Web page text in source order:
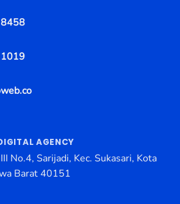
AGENCY
No.4, Sarijadi, Kec. Sukasari, Kota
Barat 40151